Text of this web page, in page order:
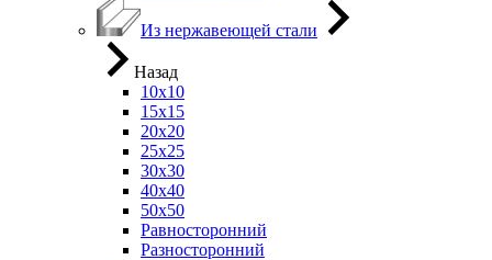
Из нержавеющей стали
Назад
10х10
15х15
20х20
25х25
30х30
40х40
50х50
Равносторонний
Разносторонний